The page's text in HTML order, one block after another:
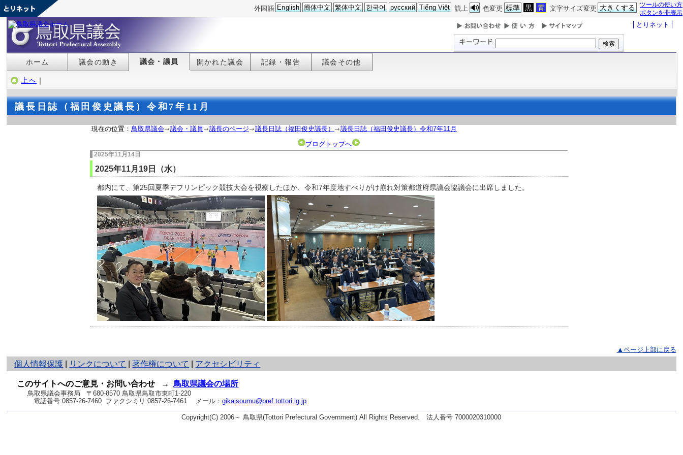
ツールの使い方
ボタンを非表示
文字サイズ変更 大きくする
色変更 標準 黒 青
読上
外国語 English 簡体中文 繁体中文 한국어 русский Tiếng Việt
とりネット
ホーム 議会の動き 議会・議員 開かれた議会 記録・報告 議会その他
上へ ｜
議長日誌（福田俊史議長）令和7年11月
現在の位置： 鳥取県議会 議会・議員 議長のページ 議長日誌（福田俊史議長）
議長日誌（福田俊史議長）令和7年11月
ブログトップへ
2025年11月14日
2025年11月19日（水）
都内にて、第25回夏季デフリンピック競技大会を視察したほか、令和7年度地すべりがけ崩れ対策都道府県議会協議会に出席しました。
▲ページ上部に戻る
個人情報保護
と
り
ネ
ッ
ト
へ
リンクについて |著作権について アクセシビリティ
このサイトへのご意見・お問い合わせ →鳥取県議会の場所
鳥取県議会事務局
〒680-8570 鳥取県鳥取市東町1-220
電話番号:0857-26-7460 ファクシミリ:0857-26-7461 メール：gikaisoumu@pref.tottori.lg.jp
Copyright(C) 2006～ 鳥取県(Tottori Prefectural Government) All Rights Reserved. 法人番号 7000020310000